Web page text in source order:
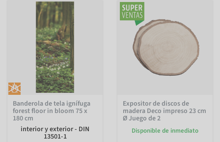
Banderola de tela ignífuga
forest floor in bloom 75 x
180 cm
interior y exterior - DIN
13501-1
Expositor de discos de
madera Deco impreso 23 cm
Ø Juego de 2
Disponible de inmediato